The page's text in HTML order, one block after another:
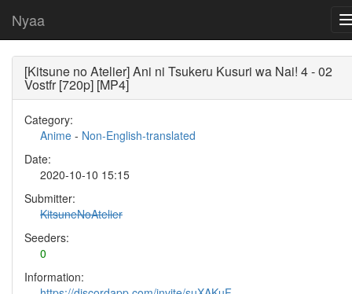
Nyaa
[Kitsune no Atelier] Ani ni Tsukeru Kusuri wa Nai! 4 - 02
Vostfr [720p] [MP4]
Category:
Anime - Non-English-translated
Date:
2020-10-10 15:15
Submitter:
KitsuneNoAtelier
Seeders:
0
Information: